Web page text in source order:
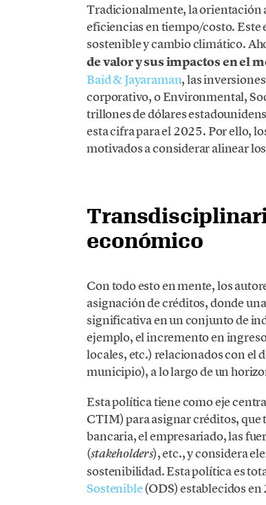
Tradicionalmente, la orientación
eficiencias en tiempo/costo. Este
sostenible y cambio climático.
de valor y sus impactos en el
Baid &Jayaraman, las
corporativo, o Environmental,
trillones de dólares
esta cifra para el 2025. Por ello,
motivados a considerar alinear
económico
Con todo esto en mente, los
asignación de créditos, donde
significativa en un conjunto de
ejemplo, el incremento en
locales, etc.) relacionados con el
municipio), a lo largo de un
Esta política tiene como eje
CTIM) para asignar créditos, que
bancaria, el empresariado, las
(stakeholders), etc., y considera
sostenibilidad. Esta política es
Sostenible(ODS) establecidos en